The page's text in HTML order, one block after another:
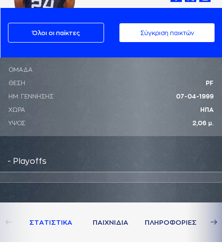
Όλοι οι παίκτες Σύγκριση παικτών
ΟΜΑΔΑ
ΘΕΣΗ PF
ΗΜ. ΓΕΝΝΗΣΗΣ 07-04-1999
ΧΩΡΑ ΗΠΑ
ΥΨΟΣ 2,06 μ.
- Playoffs
ΣΤAΤΙΣΤΙΚA ΠAΙΧΝΙΔΙA ΠΛΗΡΟΦΟΡΙΕΣ